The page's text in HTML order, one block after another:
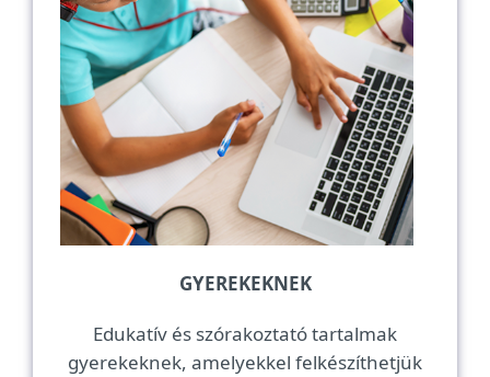
GYEREKEKNEK
Edukatív és szórakoztató tartalmak
gyerekeknek, amelyekkel felkészíthetjük